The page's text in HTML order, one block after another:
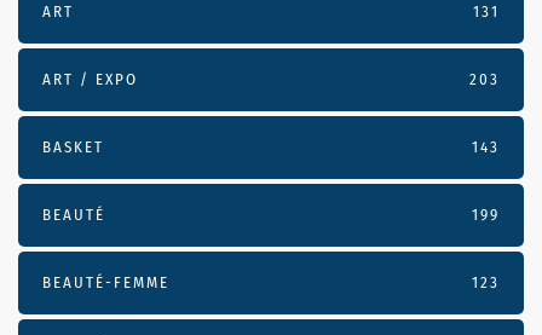
ART 131
ART / EXPO 203
BASKET 143
BEAUTÉ 199
BEAUTÉ-FEMME 123